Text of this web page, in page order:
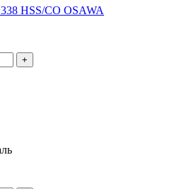
HSS/CO OSAWA
+